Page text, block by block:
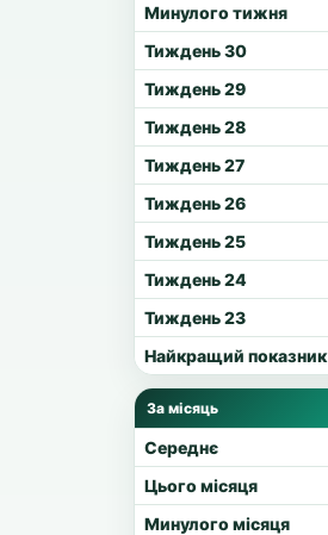
Минулого тижня
Тиждень 30
Тиждень 29
Тиждень 28
Тиждень 27
Тиждень 26
Тиждень 25
Тиждень 24
Тиждень 23
Найкращий показник
За місяць
Середнє
Цього місяця
Минулого місяця